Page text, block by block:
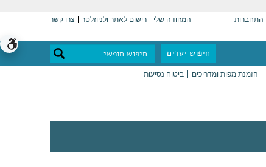
התחברות המזוודה שלי רישום לאתר ולניוזלטר צרו קשר
חיפוש יעדים
הזמנת מפות ומדריכים ביטוח נסיעות